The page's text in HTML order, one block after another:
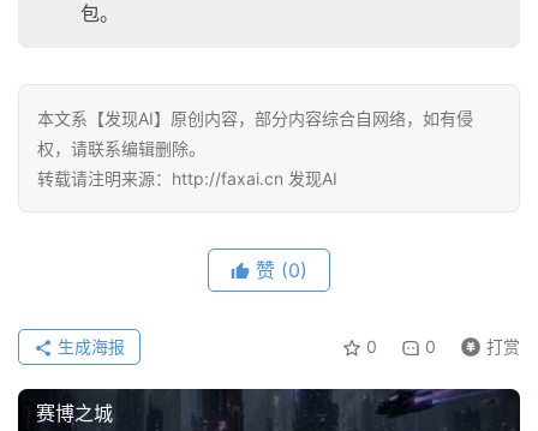
讯
包。
本文系【发现AI】原创内容，部分内容综合自网络，如有侵
权，请联系编辑删除。
转载请注明来源：http://faxai.cn 发现AI
赞 (0)
0 0 打赏
生成海报
赛博之城